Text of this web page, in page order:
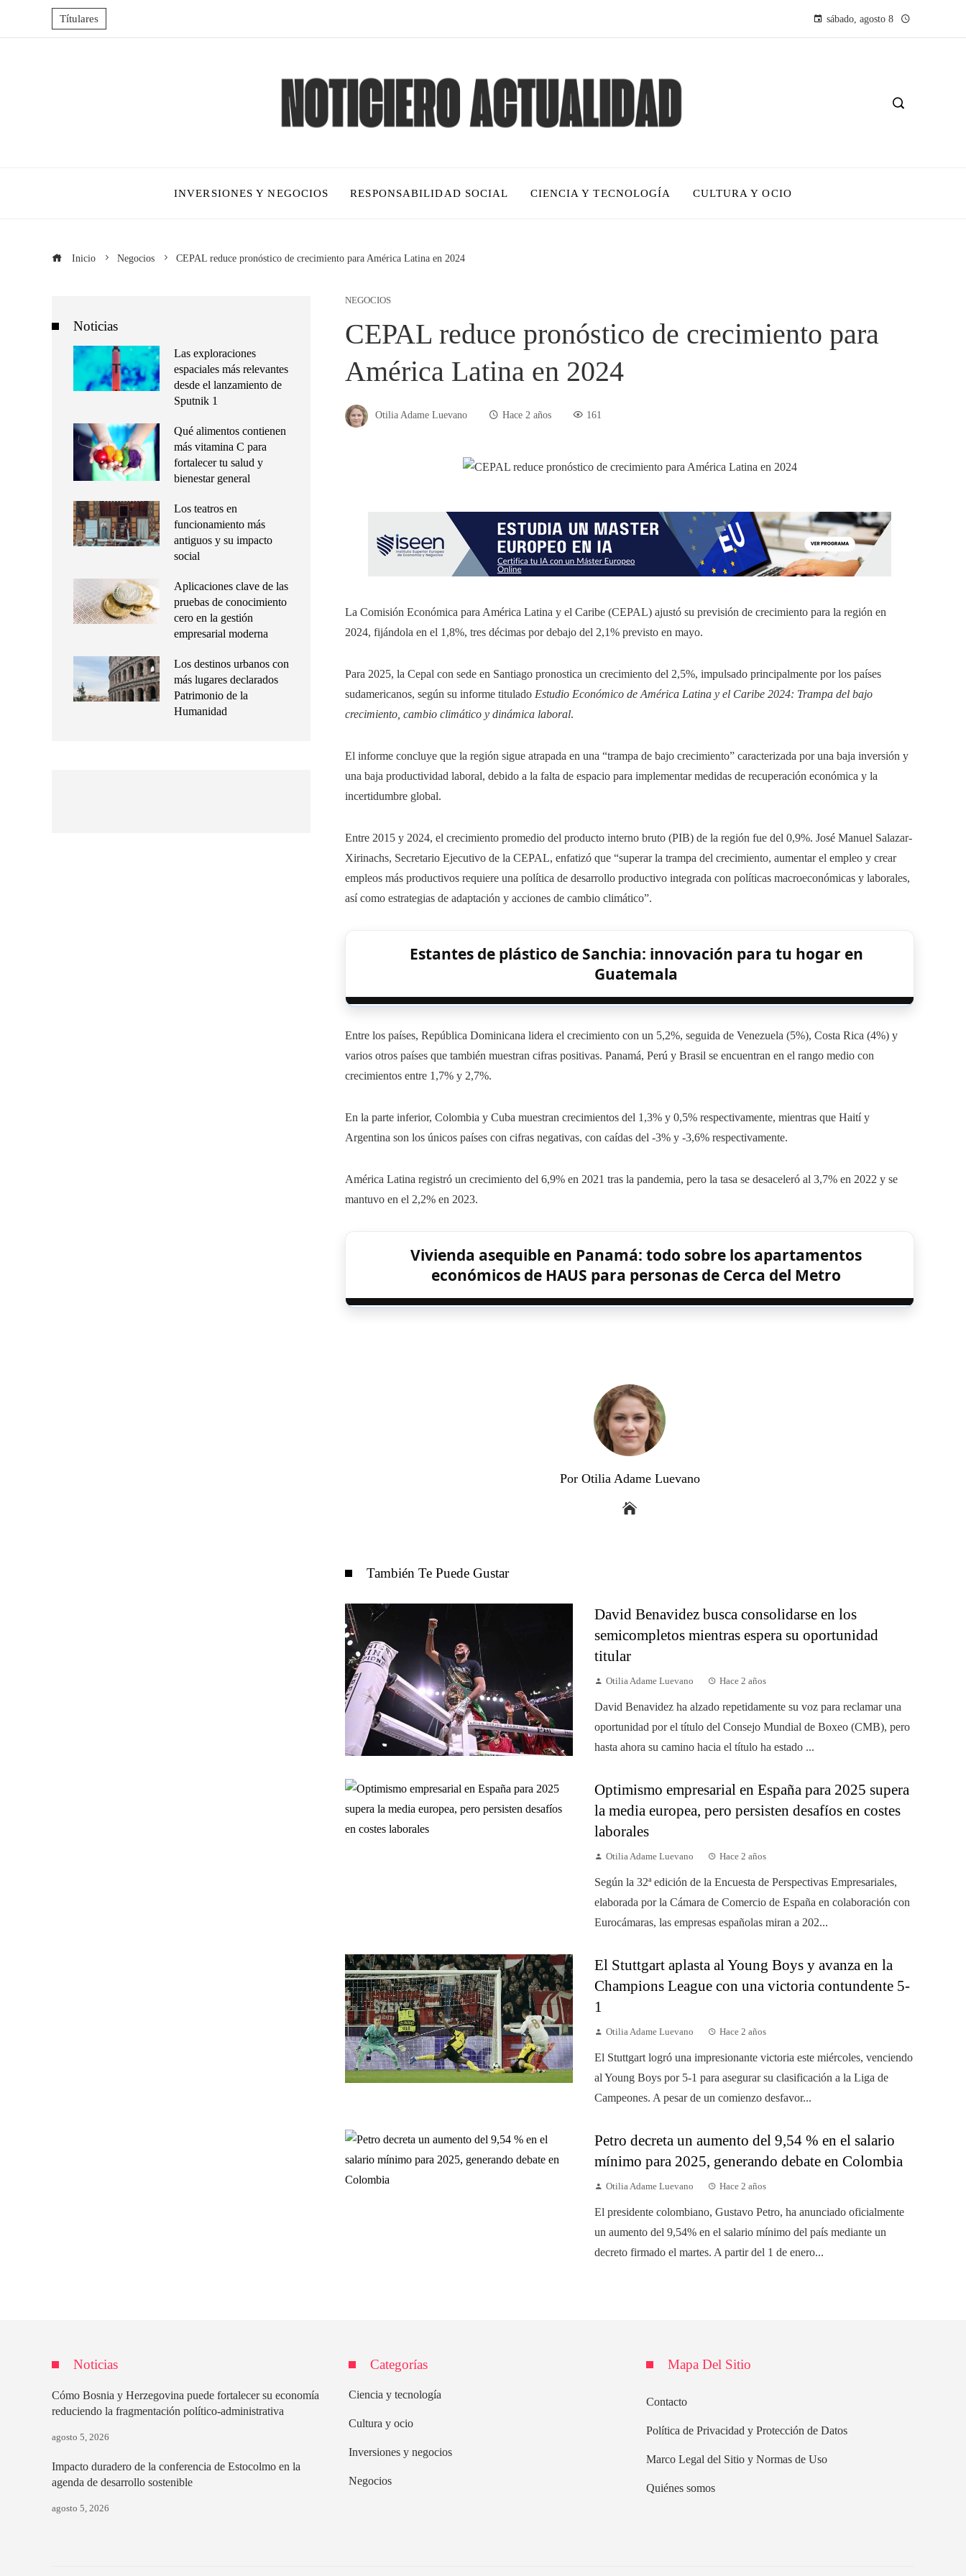
Títulares sábado, agosto 8
INVERSIONES Y NEGOCIOS RESPONSABILIDAD SOCIAL CIENCIA Y TECNOLOGÍA CULTURA Y OCIO
Inicio Negocios CEPAL reduce pronóstico de crecimiento para América Latina en 2024
NEGOCIOS
CEPAL reduce pronóstico de crecimiento para
América Latina en 2024
Otilia Adame Luevano Hace 2 años 161
La Comisión Económica para América Latina y el Caribe (CEPAL) ajustó su previsión de crecimiento para la región en
2024, fijándola en el 1,8%, tres décimas por debajo del 2,1% previsto en mayo.
Para 2025, la Cepal con sede en Santiago pronostica un crecimiento del 2,5%, impulsado principalmente por los países
sudamericanos, según su informe titulado Estudio Económico de América Latina y el Caribe 2024: Trampa del bajo
crecimiento, cambio climático y dinámica laboral.
El informe concluye que la región sigue atrapada en una “trampa de bajo crecimiento” caracterizada por una baja inversión y
una baja productividad laboral, debido a la falta de espacio para implementar medidas de recuperación económica y la
incertidumbre global.
Entre 2015 y 2024, el crecimiento promedio del producto interno bruto (PIB) de la región fue del 0,9%. José Manuel Salazar-
Xirinachs, Secretario Ejecutivo de la CEPAL, enfatizó que “superar la trampa del crecimiento, aumentar el empleo y crear
empleos más productivos requiere una política de desarrollo productivo integrada con políticas macroeconómicas y laborales,
así como estrategias de adaptación y acciones de cambio climático”.
Estantes de plástico de Sanchia: innovación para tu hogar en
Guatemala
Entre los países, República Dominicana lidera el crecimiento con un 5,2%, seguida de Venezuela (5%), Costa Rica (4%) y
varios otros países que también muestran cifras positivas. Panamá, Perú y Brasil se encuentran en el rango medio con
crecimientos entre 1,7% y 2,7%.
En la parte inferior, Colombia y Cuba muestran crecimientos del 1,3% y 0,5% respectivamente, mientras que Haití y
Argentina son los únicos países con cifras negativas, con caídas del -3% y -3,6% respectivamente.
América Latina registró un crecimiento del 6,9% en 2021 tras la pandemia, pero la tasa se desaceleró al 3,7% en 2022 y se
mantuvo en el 2,2% en 2023.
Vivienda asequible en Panamá: todo sobre los apartamentos
económicos de HAUS para personas de Cerca del Metro
Por Otilia Adame Luevano
También Te Puede Gustar
David Benavidez busca consolidarse en los
semicompletos mientras espera su oportunidad
titular
Otilia Adame Luevano Hace 2 años
David Benavidez ha alzado repetidamente su voz para reclamar una
oportunidad por el título del Consejo Mundial de Boxeo (CMB), pero
hasta ahora su camino hacia el título ha estado ...
Optimismo empresarial en España para 2025 supera
la media europea, pero persisten desafíos en costes
laborales
Otilia Adame Luevano Hace 2 años
Según la 32ª edición de la Encuesta de Perspectivas Empresariales,
elaborada por la Cámara de Comercio de España en colaboración con
Eurocámaras, las empresas españolas miran a 202...
El Stuttgart aplasta al Young Boys y avanza en la
Champions League con una victoria contundente 5-
1
Otilia Adame Luevano Hace 2 años
El Stuttgart logró una impresionante victoria este miércoles, venciendo
al Young Boys por 5-1 para asegurar su clasificación a la Liga de
Campeones. A pesar de un comienzo desfavor...
Petro decreta un aumento del 9,54 % en el salario
mínimo para 2025, generando debate en Colombia
Otilia Adame Luevano Hace 2 años
El presidente colombiano, Gustavo Petro, ha anunciado oficialmente
un aumento del 9,54% en el salario mínimo del país mediante un
decreto firmado el martes. A partir del 1 de enero...
Noticias
Las exploraciones
espaciales más relevantes
desde el lanzamiento de
Sputnik 1
Qué alimentos contienen
más vitamina C para
fortalecer tu salud y
bienestar general
Los teatros en
funcionamiento más
antiguos y su impacto
social
Aplicaciones clave de las
pruebas de conocimiento
cero en la gestión
empresarial moderna
Los destinos urbanos con
más lugares declarados
Patrimonio de la
Humanidad
Noticias
Cómo Bosnia y Herzegovina puede fortalecer su economía
reduciendo la fragmentación político-administrativa
agosto 5, 2026
Impacto duradero de la conferencia de Estocolmo en la
agenda de desarrollo sostenible
agosto 5, 2026
Categorías
Ciencia y tecnología
Cultura y ocio
Inversiones y negocios
Negocios
Mapa Del Sitio
Contacto
Política de Privacidad y Protección de Datos
Marco Legal del Sitio y Normas de Uso
Quiénes somos